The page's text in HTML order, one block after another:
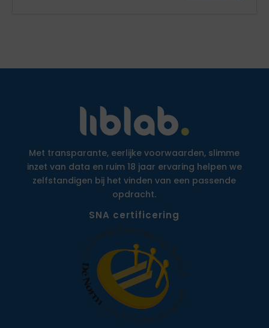
Met transparante, eerlijke voorwaarden, slimme
inzet van data en ruim 18 jaar ervaring helpen we
zelfstandigen bij het vinden van een passende
opdracht.
SNA certificering